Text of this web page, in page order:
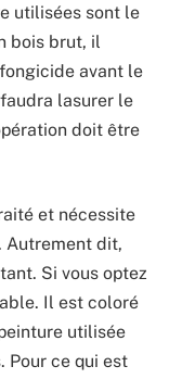
utilisées sont le
bois brut, il
avant le
lasurer le
doit être
et nécessite
Autrement dit,
Si vous optez
Il est coloré
utilisée
Pour ce qui est